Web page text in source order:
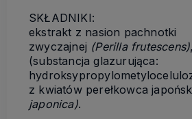
SKŁADNIKI:
ekstrakt z nasion pachnotki
zwyczajnej (Perilla frutescens)
(substancja glazurująca:
z kwiatów perełkowca
japonica).